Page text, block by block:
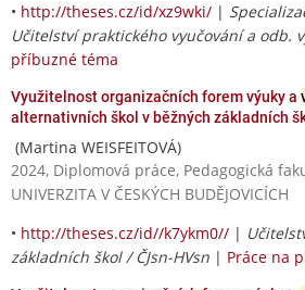
• http://theses.cz/id/xz9wki/ |
Učitelství praktického vyučování a odb.
příbuzné téma
Využitelnost organizačních forem výuky a
alternativních škol v běžných základních
(Martina WEISFEITOVÁ)
2024, Diplomová práce, Pedagogická
UNIVERZITA V ČESKÝCH BUDĚJOVICÍCH
• http://theses.cz/id//k7ykm0// |
základních škol / ČJsn-HVsn | Práce na